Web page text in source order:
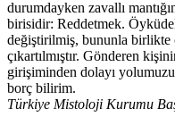
durumdayken zavallı
birisidir: Reddetmek.
değiştirilmiş, bununla birlikte
çıkartılmıştır. Gönderen
girişiminden dolayı
borç bilirim.
Türkiye Mistoloji Kurumu